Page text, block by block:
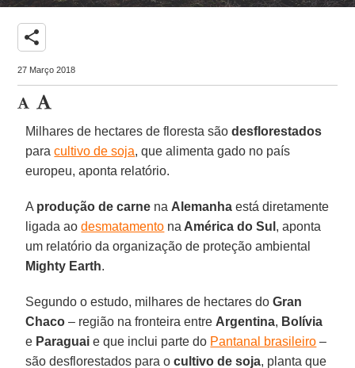
share
27 Março 2018
Milhares de hectares de floresta sãodesflorestados
paracultivo de soja, que alimenta gado no país
europeu, aponta relatório.
A produção de carne na Alemanhaestá diretamente
ligada aodesmatamento na América do Sul , aponta
um relatório da organização de proteção ambiental
Mighty Earth.
Segundo o estudo, milhares de hectares doGran
Chaco – região na fronteira entre Argentina, Bolívia
e Paraguai e que inclui parte do Pantanal brasileiro –
são desflorestados para ocultivo de soja, planta que